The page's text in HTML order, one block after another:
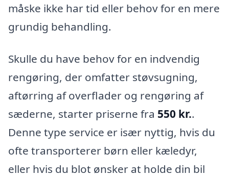
måske ikke har tid eller behov for en mere
grundig behandling.
Skulle du have behov for en indvendig
rengøring, der omfatter støvsugning,
aftørring af overflader og rengøring af
sæderne, starter priserne fra 550 kr..
Denne type service er især nyttig, hvis du
ofte transporterer børn eller kæledyr,
eller hvis du blot ønsker at holde din bil